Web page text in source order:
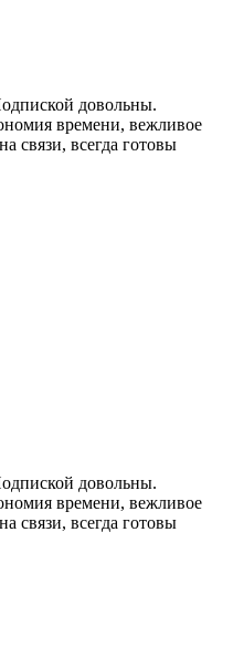
довольны.
времени, вежливое
связи, всегда готовы
довольны.
времени, вежливое
связи, всегда готовы